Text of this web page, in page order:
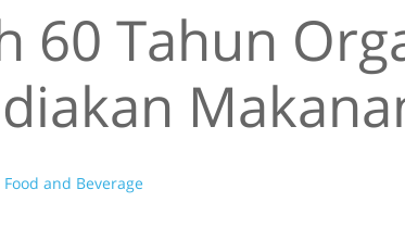
60 Tahun
Food and Beverage